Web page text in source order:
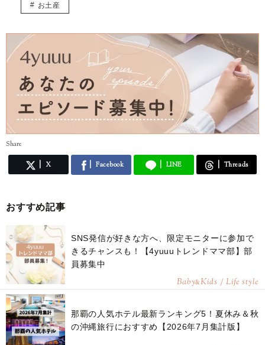
お土産
Share
X Facebook LINE Threads
おすすめ記事
SNS発信が好きな方へ、限定モニターに参加で
きるチャンスも！【4yuuuトレンドママ部】部
員募集中
Baby&Kids / Life style
那覇の人気ホテル最新ランキング5！夏休み＆秋
の沖縄旅行におすすめ【2026年7月集計版】